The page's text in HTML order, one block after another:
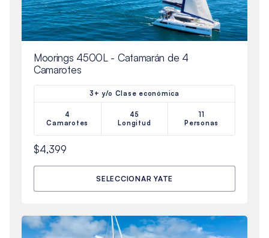
Moorings 4500L - Catamarán de 4
Camarotes
3+ y/o Clase económica
4
Camarotes
45
Longitud
11
Personas
$4,399
SELECCIONAR YATE